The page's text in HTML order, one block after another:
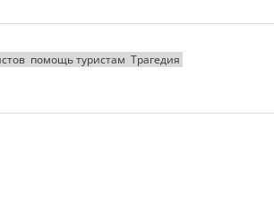
помощь туристам Трагедия